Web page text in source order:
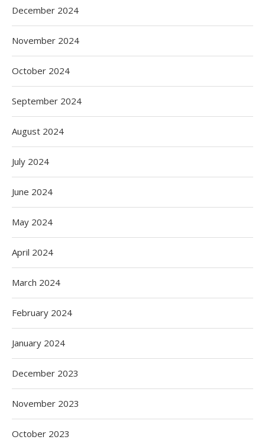
December 2024
November 2024
October 2024
September 2024
August 2024
July 2024
June 2024
May 2024
April 2024
March 2024
February 2024
January 2024
December 2023
November 2023
October 2023